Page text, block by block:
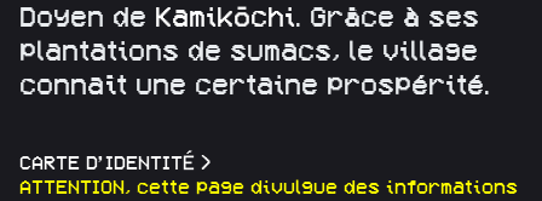
Doyen de Kamikōchi Grâce à ses
plantations de sumacs, le village
connaît une certaine prospérité
CARTE D’IDENTITÉ >
ATTENTION, cette page divulgue des informations